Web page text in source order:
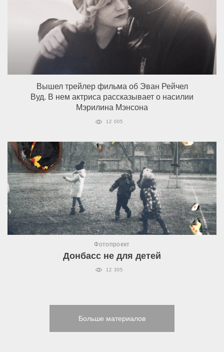
Вышел трейлер фильма об Эван Рейчел
Вуд. В нем актриса рассказывает о насилии
Мэрилина Мэнсона
12 005
Фотопроект
Донбасс не для детей
12 305
Больше материалов